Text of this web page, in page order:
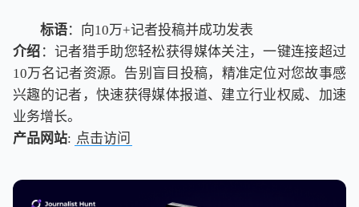
标语：向10万+记者投稿并成功发表
介绍 ：记者猎手助您轻松获得媒体关注，一键连接超过
10万名记者资源。告别盲目投稿，精准定位对您故事感
兴趣的记者，快速获得媒体报道、建立行业权威、加速
业务增长。
产品网站: 点击访问